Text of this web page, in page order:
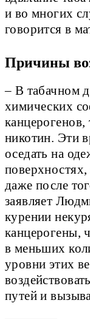
и во многих
говорится в
Причины
– В табачном
химических
канцерогенов,
никотин. Эти
оседать на
даже после
заявляет
курении
канцерогены,
в меньших
уровни этих
путей и